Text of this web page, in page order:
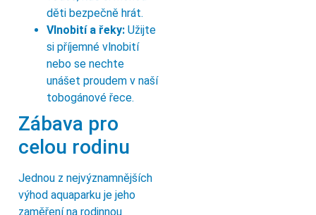
děti bezpečně hrát.
Vlnobití a řeky: Užijte
si příjemné vlnobití
nebo se nechte
unášet proudem v naší
tobogánové řece.
Zábava pro
celou rodinu
Jednou z nejvýznamnějších
výhod aquaparku je jeho
zaměření na rodinnou